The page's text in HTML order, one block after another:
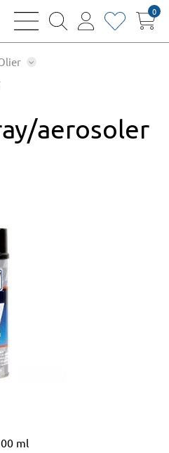
bars
magnifying
user
heart0
aerosoler
ml